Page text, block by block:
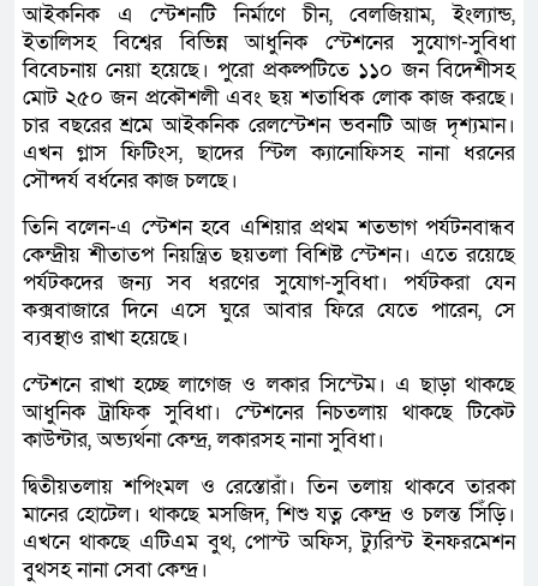
আইকনিক এ স্টেশনটি নির্মাণে চীন, বেলজিয়াম, ইংল্যান্ড,
ইতালিসহ বিশ্বের বিভিন্ন আধুনিক স্টেশনের সুযোগ-সুবিধা
বিবেচনায় নেয়া হয়েছে। পুরো প্রকল্পটিতে ১১০ জন বিদেশীসহ
মোট ২৫০ জন প্রকৌশলী এবং ছয় শতাধিক লোক কাজ করছে।
চার বছরের শ্রমে আইকনিক রেলস্টেশন ভবনটি আজ দৃশ্যমান।
এখন গ্লাস ফিটিংস, ছাদের স্টিল ক্যানোফিসহ নানা ধরনের
সৌন্দর্য বর্ধনের কাজ চলছে।
তিনি বলেন-এ স্টেশন হবে এশিয়ার প্রথম শতভাগ পর্যটনবান্ধব
কেন্দ্রীয় শীতাতপ নিয়ন্ত্রিত ছয়তলা বিশিষ্ট স্টেশন। এতে রয়েছে
পর্যটকদের জন্য সব ধরণের সুযোগ-সুবিধা। পর্যটকরা যেন
কক্সবাজারে দিনে এসে ঘুরে আবার ফিরে যেতে পারেন, সে
ব্যবস্থাও রাখা হয়েছে।
স্টেশনে রাখা হচ্ছে লাগেজ ও লকার সিস্টেম। এ ছাড়া থাকছে
আধুনিক ট্রাফিক সুবিধা। স্টেশনের নিচতলায় থাকছে টিকেট
কাউন্টার, অভ্যর্থনা কেন্দ্র, লকারসহ নানা সুবিধা।
দ্বিতীয়তলায় শপিংমল ও রেস্তোরাঁ। তিন তলায় থাকবে তারকা
মানের হোটেল। থাকছে মসজিদ, শিশু যত্ন কেন্দ্র ও চলন্ত সিঁড়ি।
এখনে থাকছে এটিএম বুথ, পোস্ট অফিস, ট্যুরিস্ট ইনফরমেশন
বুথসহ নানা সেবা কেন্দ্র।